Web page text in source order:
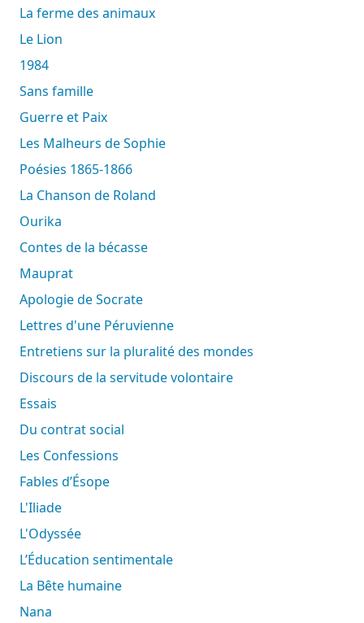
La ferme des animaux
Le Lion
1984
Sans famille
Guerre et Paix
Les Malheurs de Sophie
Poésies 1865-1866
La Chanson de Roland
Ourika
Contes de la bécasse
Mauprat
Apologie de Socrate
Lettres d'une Péruvienne
Entretiens sur la pluralité des mondes
Discours de la servitude volontaire
Essais
Du contrat social
Les Confessions
Fables d’Ésope
L'Iliade
L'Odyssée
L’Éducation sentimentale
La Bête humaine
Nana